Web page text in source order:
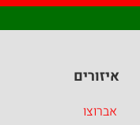
איזורים
אברוצו